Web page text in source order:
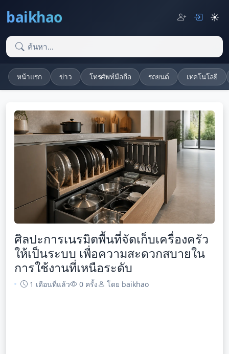
baikhao ☀️
หน้าแรก ข่าว โทรศัพท์มือถือ รถยนต์ เทคโนโลยี
ศิลปะการเนรมิตพื้นที่จัดเก็บเครื่องครัว
ให้เป็นระบบ เพื่อความสะดวกสบายใน
การใช้งานที่เหนือระดับ
1 เดือนที่แล้ว 0 ครั้ง โดย baikhao